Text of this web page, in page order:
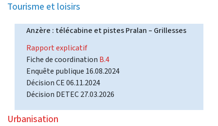
Tourisme et loisirs
Anzère : télécabine et pistes Pralan – Grillesses
Rapport explicatif
Fiche de coordination B.4
Enquête publique 16.08.2024
Décision CE 06.11.2024
Décision DETEC 27.03.2026
Urbanisation